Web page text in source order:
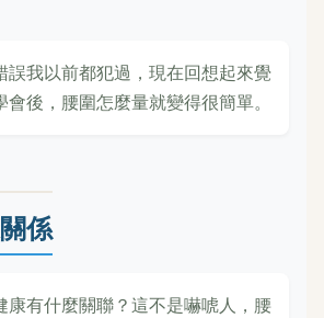
誤我以前都犯過，現在回想起來覺
後，腰圍怎麼量就變得很簡單。
係
康有什麼關聯？這不是嚇唬人，腰